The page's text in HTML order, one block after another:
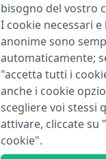
bisogno del vostro
I cookie necessari
anonime sono
automaticamente;
"accetta tutti i
anche i cookie
scegliere voi stessi
attivare, cliccate su
cookie".